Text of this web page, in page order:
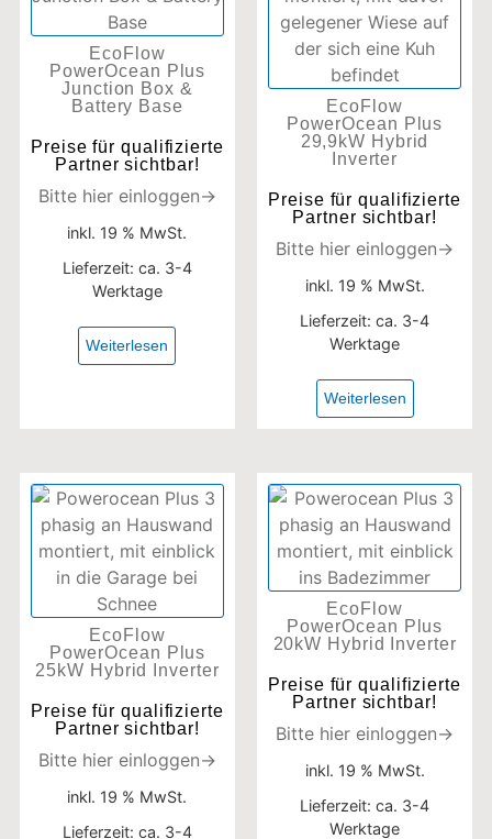
EcoFlow
PowerOcean Plus
Junction Box &
Battery Base
Preise für qualifizierte
Partner sichtbar!
Bitte hier einloggen→
inkl. 19 % MwSt.
Lieferzeit: ca. 3-4
Werktage
Weiterlesen
EcoFlow
PowerOcean Plus
29,9kW Hybrid
Inverter
Preise für qualifizierte
Partner sichtbar!
Bitte hier einloggen→
inkl. 19 % MwSt.
Lieferzeit:ca. 3-4
Werktage
Weiterlesen
EcoFlow
PowerOcean Plus
25kW Hybrid Inverter
Preise für qualifizierte
Partner sichtbar!
Bitte hier einloggen→
inkl. 19 % MwSt.
Lieferzeit: ca. 3-4
EcoFlow
PowerOcean Plus
20kW Hybrid Inverter
Preise für qualifizierte
Partner sichtbar!
Bitte hier einloggen→
inkl. 19 % MwSt.
Lieferzeit:ca. 3-4
Werktage